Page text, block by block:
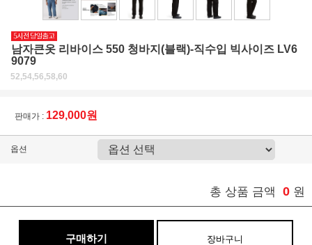
남자큰옷 리바이스 550 청바지(블랙)-직수입 빅사이즈 LV6
9079
52,54,56,58,60
판매가 : 129,000원
옵션
총 상품 금액 0 원
구매하기 장바구니